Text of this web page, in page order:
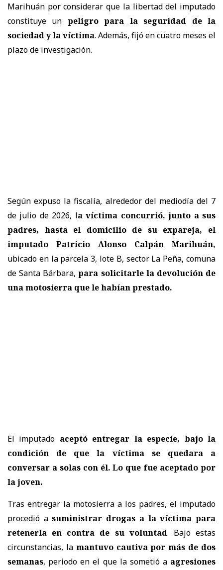
Marihuán por considerar que la libertad del imputado
constituye un peligro para la seguridad de la
sociedad y la víctima. Además, fijó en cuatro meses el
plazo de investigación.
Según expuso la fiscalía, alrededor del mediodía del 7
de julio de 2026, la víctima concurrió, junto a sus
padres, hasta el domicilio de su expareja, el
imputado Patricio Alonso Calpán Marihuán,
ubicado en la parcela 3, lote B, sector La Peña, comuna
de Santa Bárbara,para solicitarle la devolución de
una motosierra que le habían prestado.
El imputado aceptó entregar la especie, bajo la
condición de que la víctima se quedara a
conversar a solas con él. Lo que fue aceptado por
la joven.
Tras entregar la motosierra a los padres, el imputado
procedió asuministrar drogas a la víctima para
retenerla en contra de su voluntad. Bajo estas
circunstancias, la mantuvo cautiva por más de dos
semanas, periodo en el que la sometió a agresiones